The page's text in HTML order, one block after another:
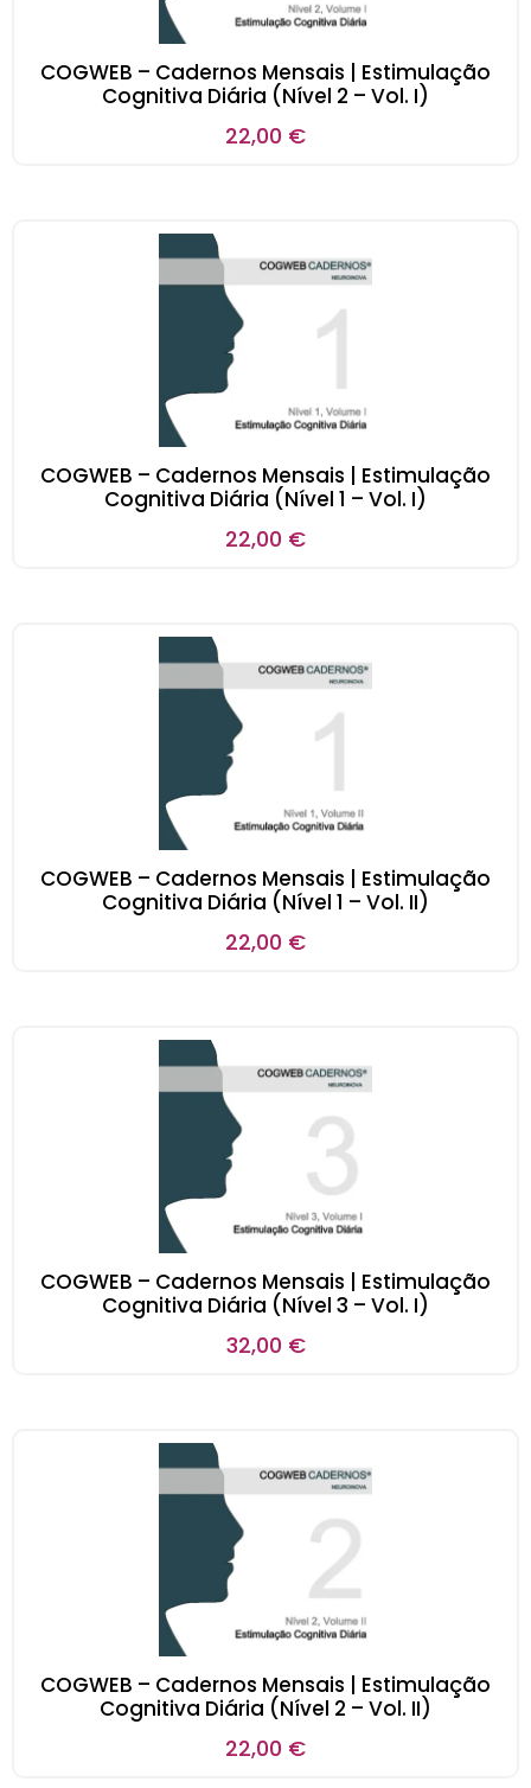
COGWEB – Cadernos Mensais | Estimulação
Cognitiva Diária (Nível 2 – Vol. I)
22,00 €
COGWEB – Cadernos Mensais | Estimulação
Cognitiva Diária (Nível 1 – Vol. I)
22,00 €
COGWEB – Cadernos Mensais | Estimulação
Cognitiva Diária (Nível 1 – Vol. II)
22,00 €
COGWEB – Cadernos Mensais | Estimulação
Cognitiva Diária (Nível 3 – Vol. I)
32,00 €
COGWEB – Cadernos Mensais | Estimulação
Cognitiva Diária (Nível 2 – Vol. II)
22,00 €